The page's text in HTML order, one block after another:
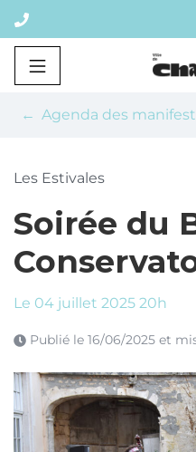
Aller
au
contenu
Agenda des
Les Estivales
Soirée du
Le 04 juillet 2025 20h
Publié le 16/06/2025 et